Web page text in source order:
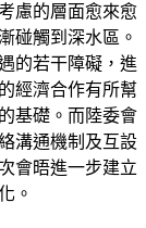
慮的層面愈來愈
碰觸到深水區。
的若干障礙，進
經濟合作有所幫
基礎。而陸委會
溝通機制及互設
會晤進一步建立
。